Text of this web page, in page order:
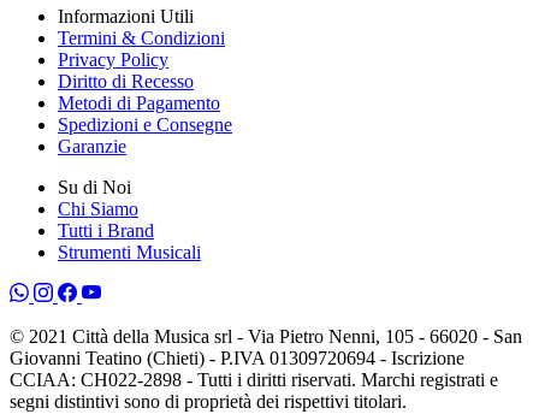
Informazioni Utili
Termini & Condizioni
Privacy Policy
Diritto di Recesso
Metodi di Pagamento
Spedizioni e Consegne
Garanzie
Su di Noi
Chi Siamo
Tutti i Brand
Strumenti Musicali
© 2021 Città della Musica srl - Via Pietro Nenni, 105 - 66020 - San
Giovanni Teatino (Chieti) - P.IVA 01309720694 - Iscrizione
CCIAA: CH022-2898 - Tutti i diritti riservati. Marchi registrati e
segni distintivi sono di proprietà dei rispettivi titolari.